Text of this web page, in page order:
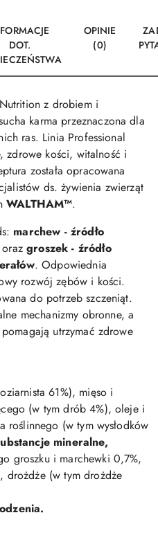
DOT.
OPINIE
(0)
z drobiem i
karma przeznaczona dla
ras. Linia Professional
zdrowe kości, witalność i
została opracowana
ds. żywienia zwierząt
WALTHAM™.
marchew - źródło
orazgroszek - źródło
. Odpowiednia
rozwój zębów i kości.
do potrzeb szczeniąt.
mechanizmy obronne, a
utrzymać zdrowe
61%), mięso i
(w tym drób 4%), oleje i
roślinnego (w tym wysłodków
mineralne,
groszku i marchewki 0,7%,
drożdże (w tym drożdże